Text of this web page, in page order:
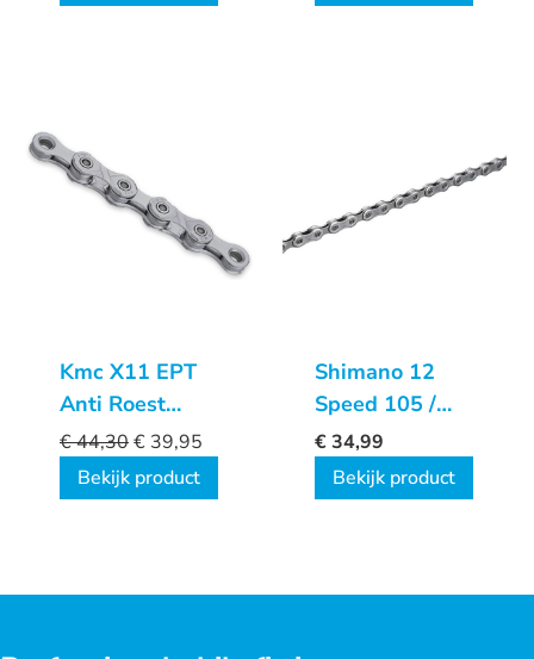
Kmc X11 EPT
Anti Roest
ketting
€44,30€ 39,95
Bekijk product
Shimano 12
Speed 105 /
SLX M7100
ketting
€34,99
Bekijk product